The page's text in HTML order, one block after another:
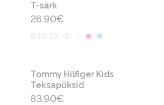
T-särk
26.90€
8 10 12 +2
Tommy Hilfiger Kids
Teksapüksid
83.90€